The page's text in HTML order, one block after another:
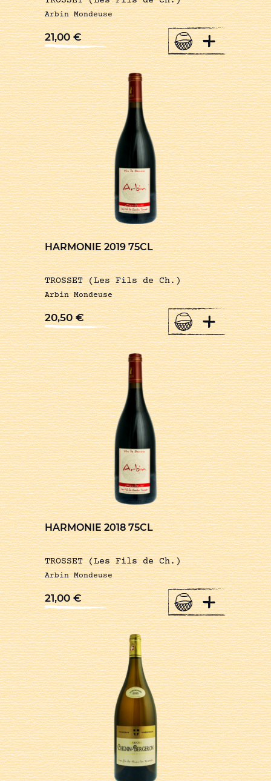
Arbin Mondeuse
21,00€ +
HARMONIE 2019 75CL
TROSSET (Les Fils de Ch.)
Arbin Mondeuse
20,50€ +
HARMONIE 2018 75CL
TROSSET (Les Fils de Ch.)
Arbin Mondeuse
21,00€ +